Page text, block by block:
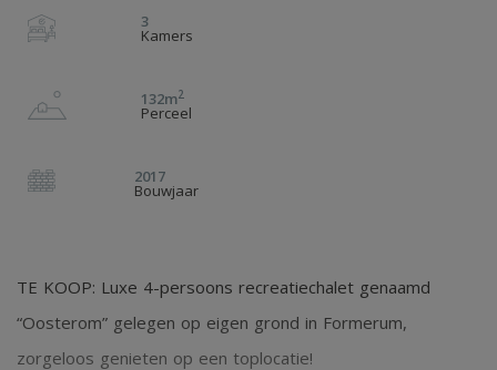
3
Kamers
132m2
Perceel
2017
Bouwjaar
TE KOOP: Luxe 4-persoons recreatiechalet genaamd
“Oosterom” gelegen op eigen grond in Formerum,
zorgeloos genieten op een toplocatie!